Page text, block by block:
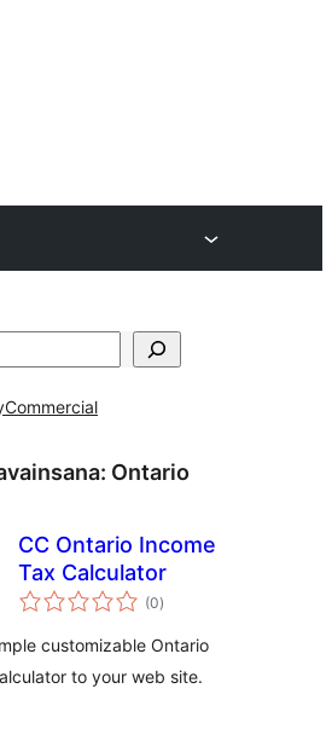
Commercial
Ontario
CC Ontario Income
Tax Calculator
(0arvosanat
yhteensä
)
customizable Ontario
to your web site.